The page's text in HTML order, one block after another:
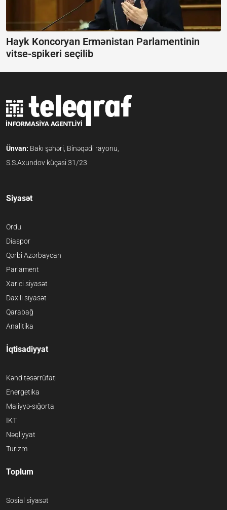
Hayk Koncoryan Ermənistan Parlamentinin
vitse-spikeri seçilib
Ünvan: Bakı şəhəri, Binəqədi rayonu,
S.S.Axundov küçəsi 31/23
Siyasət
Ordu
Diaspor
Qərbi Azərbaycan
Parlament
Xarici siyasət
Daxili siyasət
Qarabağ
Analitika
İqtisadiyyat
Kənd təsərrüfatı
Energetika
Maliyyə-sığorta
İKT
Nəqliyyat
Turizm
Toplum
Sosial siyasət